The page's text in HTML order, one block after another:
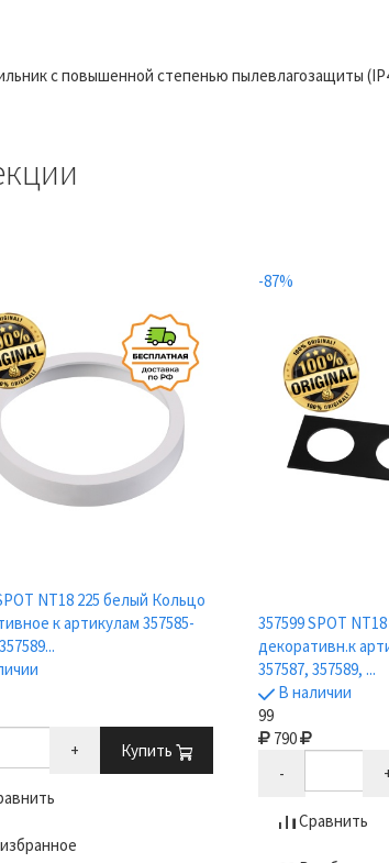
с повышенной степенью пылевлагозащиты
NT18 225 белый Кольцо
к артикулам 357585-
+ Купить
-87%
357599 SPOT
декоративн.к
357587, 357589, ...
В наличии
99
790
-
Сравнить